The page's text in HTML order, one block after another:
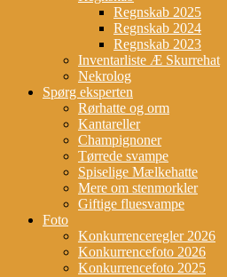
Regnskab 2025
Regnskab 2024
Regnskab 2023
Inventarliste Æ Skurrehat
Nekrolog
Spørg eksperten
Rørhatte og orm
Kantareller
Champignoner
Tørrede svampe
Spiselige Mælkehatte
Mere om stenmorkler
Giftige fluesvampe
Foto
Konkurrenceregler 2026
Konkurrencefoto 2026
Konkurrencefoto 2025